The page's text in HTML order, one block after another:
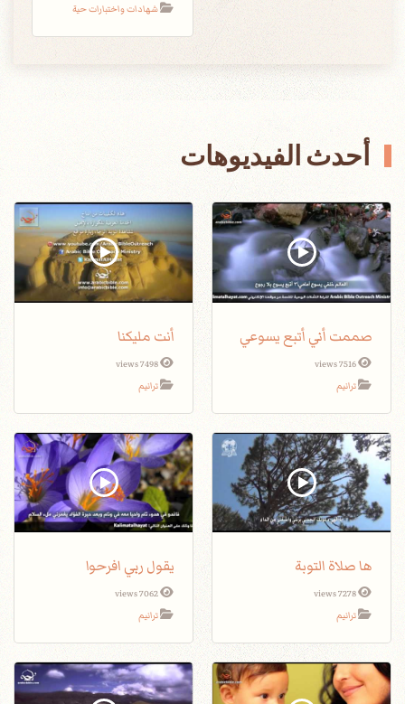
شهادات واختبارات حية
أحدث الفيديوهات
صممت أني أتبع يسوعي
7516 views
ترانيم
أنت مليكنا
7498 views
ترانيم
ها صلاة التوبة
7278 views
ترانيم
يقول ربي افرحوا
7062 views
ترانيم